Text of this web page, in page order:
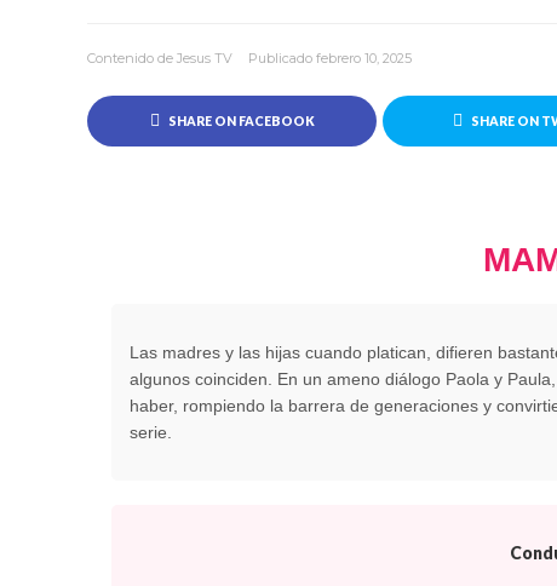
Contenido de Jesus TV Publicado febrero 10, 2025
SHARE ON FACEBOOK SHARE ON
Las madres y las hijas cuando platican, difieren
algunos coinciden. En un ameno diálogo Paola y
haber, rompiendo la barrera de generaciones y
serie.